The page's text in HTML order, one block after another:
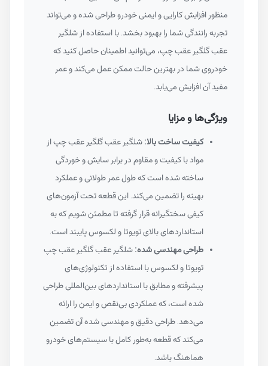
منظور افزایش کارایی و ایمنی خودرو طراحی شده و می‌تواند
تجربه رانندگی شما را بهبود بخشد. با استفاده از شلگیر
عقب گلگیر عقب چپ، می‌توانید اطمینان حاصل کنید که
خودروی شما در بهترین حالت ممکن عمل می‌کند و عمر
مفید آن افزایش می‌یابد.
ویژگی‌ها و مزایا
کیفیت ساخت بالا:شلگیر عقب گلگیر عقب چپ از
مواد با کیفیت و مقاوم در برابر سایش و خوردگی
ساخته شده است که طول عمر طولانی و عملکرد
بهینه را تضمین می‌کند. این قطعه تحت آزمون‌های
کیفی سختگیرانه قرار گرفته تا مطمئن شویم که به
استانداردهای بالای تویوتا و لکسوس پایبند است.
طراحی مهندسی شده:شلگیر عقب گلگیر عقب چپ
تویوتا و لکسوس با استفاده از تکنولوژی‌های
پیشرفته و مطابق با استانداردهای بین‌المللی طراحی
شده است، که عملکردی بی‌نقص و ایمن را ارائه
می‌دهد. طراحی دقیق و مهندسی شده آن تضمین
می‌کند که قطعه به‌طور کامل با سیستم‌های خودرو
هماهنگ باشد.